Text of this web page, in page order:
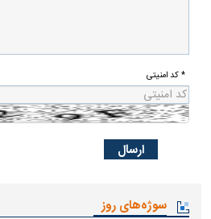
* کد امنیتی
سوژه‌های روز